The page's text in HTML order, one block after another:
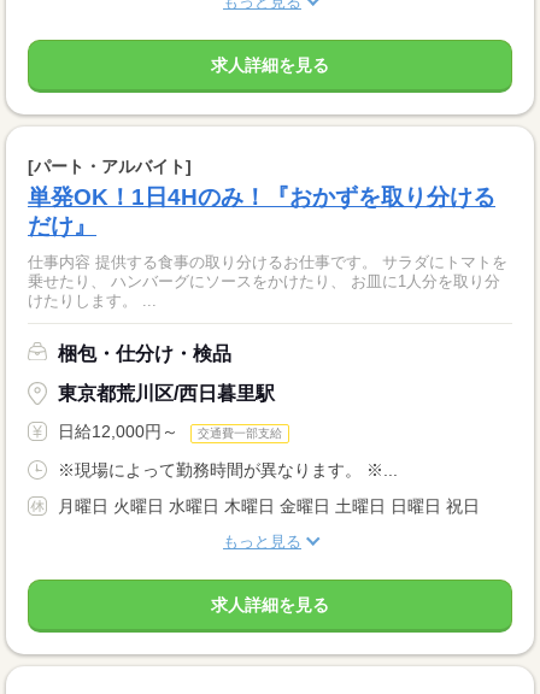
求人詳細を見る
[パート・アルバイト]
単発OK！1日4Hのみ！『おかずを取り分ける
だけ』
仕事内容 提供する食事の取り分けるお仕事です。 サラダにトマトを
乗せたり、 ハンバーグにソースをかけたり、 お皿に1人分を取り分
けたりします。 ...
梱包・仕分け・検品
東京都荒川区/西日暮里駅
日給12,000円～ 交通費一部支給
※現場によって勤務時間が異なります。 ※...
月曜日 火曜日 水曜日 木曜日 金曜日 土曜日 日曜日 祝日
もっと見る
求人詳細を見る